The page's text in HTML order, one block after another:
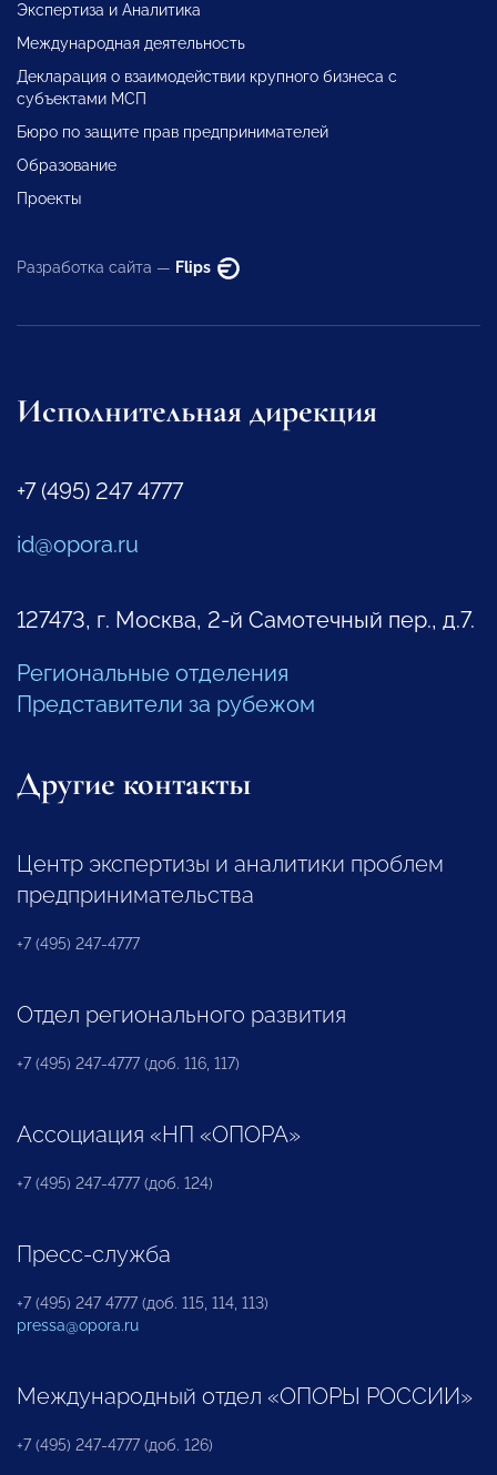
Экспертиза и Аналитика
Международная деятельность
Декларация о взаимодействии крупного бизнеса с
субъектами МСП
Бюро по защите прав предпринимателей
Образование
Проекты
Разработка сайта — Flips
Исполнительная дирекция
+7 (495) 247 4777
id@opora.ru
127473, г. Москва, 2-й Самотечный пер., д.7.
Региональные отделения
Представители за рубежом
Другие контакты
Центр экспертизы и аналитики проблем
предпринимательства
+7 (495) 247-4777
Отдел регионального развития
+7 (495) 247-4777 (доб. 116, 117)
Ассоциация «НП «ОПОРА»
+7 (495) 247-4777 (доб. 124)
Пресс-служба
+7 (495) 247 4777 (доб. 115, 114, 113)
pressa@opora.ru
Международный отдел «ОПОРЫ РОССИИ»
+7 (495) 247-4777 (доб. 126)